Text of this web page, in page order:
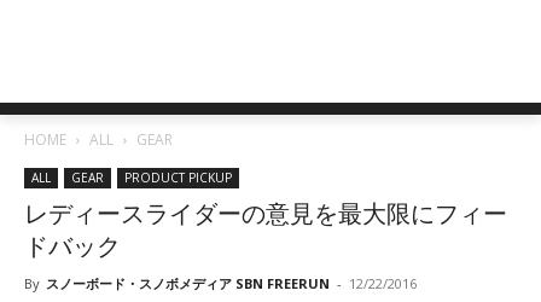
HOME ALL GEAR
ALL GEAR PRODUCT PICKUP
レディースライダーの意見を最大限にフィー
ドバック
By スノーボード・スノボメディア SBN FREERUN - 12/22/2016